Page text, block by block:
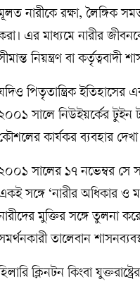
নারীকে রক্ষা, লৈঙ্গিক
এর মাধ্যমে নারীর
নিয়ন্ত্রণ বা
পিতৃতান্ত্রিক ইতিহাসের
সালে নিউইয়র্কের টুইন
কার্যকর ব্যবহার দেখা
সালের ১৭ নভেম্বর সে
সঙ্গে ‘নারীর অধিকার ও
মুক্তির সঙ্গে তুলনা
তালেবান
ক্লিনটন কিংবা